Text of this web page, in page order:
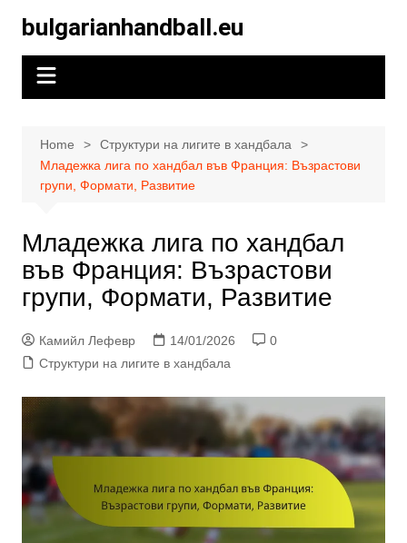
content
bulgarianhandball.eu
Home
Структури на лигите в хандбала
Младежка лига по хандбал във Франция: Възрастови
групи, Формати, Развитие
Младежка лига по хандбал
във Франция: Възрастови
групи, Формати, Развитие
Камийл Лефевр 14/01/2026
0
Структури на лигите в хандбала